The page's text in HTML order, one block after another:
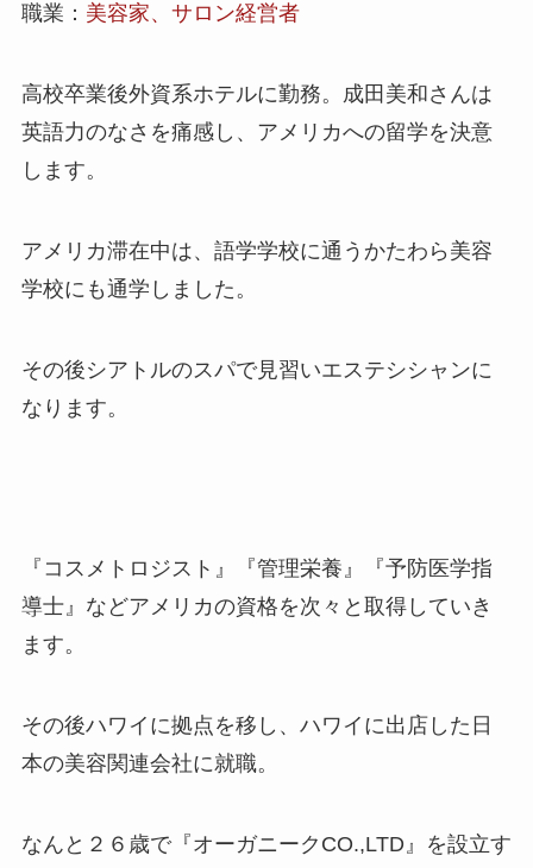
職業： 美容家、サロン経営者
高校卒業後外資系ホテルに勤務。成田美和さんは
英語力のなさを痛感し、アメリカへの留学を決意
します。
アメリカ滞在中は、語学学校に通うかたわら美容
学校にも通学しました。
その後シアトルのスパで見習いエステシシャンに
なります。
『コスメトロジスト』『管理栄養』『予防医学指
導士』などアメリカの資格を次々と取得していき
ます。
その後ハワイに拠点を移し、ハワイに出店した日
本の美容関連会社に就職。
なんと２６歳で『オーガニークCO.,LTD』を設立す